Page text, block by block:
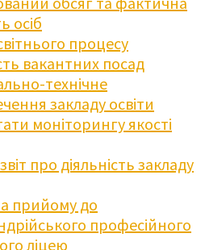
осіб
процесу
вакантних посад
технічне
закладу освіти
моніторингу якості
про діяльність закладу
прийому до
професійного
ліцею